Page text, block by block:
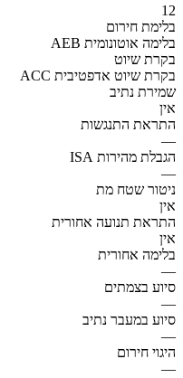
12
בלימת חירום
AEB בלימה אוטונומית
בקרת שיוט
ACC בקרת שיוט אדפטיבית
שמירת נתיב
אין
התראת התנגשות
—
הגבלת מהירות ISA
—
ניטור שטח מת
אין
התראת תנועה אחורית
אין
בלימה אחורית
—
סיוע בצמתים
—
סיוע במעבר נתיב
—
היגוי חירום
—